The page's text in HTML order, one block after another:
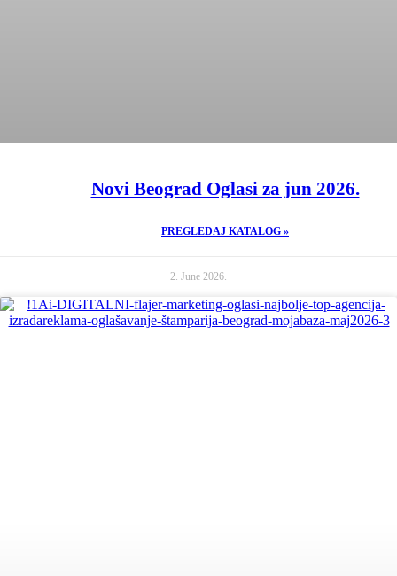
Novi Beograd Oglasi za jun 2026.
PREGLEDAJ KATALOG »
2. June 2026.